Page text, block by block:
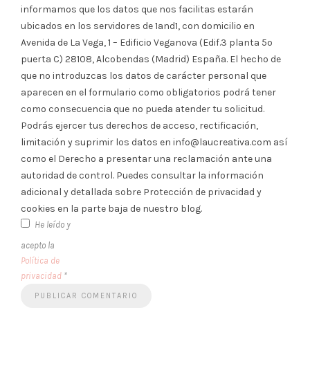
informamos que los datos que nos facilitas estarán
ubicados en los servidores de 1and1, con domicilio en
Avenida de La Vega, 1 – Edificio Veganova (Edif.3 planta 5º
puerta C) 28108, Alcobendas (Madrid) España. El hecho de
que no introduzcas los datos de carácter personal que
aparecen en el formulario como obligatorios podrá tener
como consecuencia que no pueda atender tu solicitud.
Podrás ejercer tus derechos de acceso, rectificación,
limitación y suprimir los datos en info@laucreativa.com así
como el Derecho a presentar una reclamación ante una
autoridad de control. Puedes consultar la información
adicional y detallada sobre Protección de privacidad y
cookies en la parte baja de nuestro blog.
He leído y
acepto la
Política de
privacidad *